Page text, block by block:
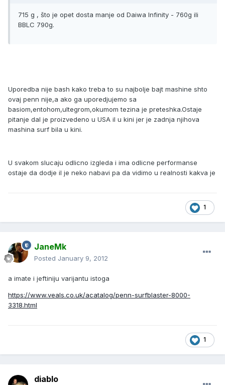
715 g , što je opet dosta manje od Daiwa Infinity - 760g ili
BBLC 790g.
Uporedba nije bash kako treba to su najbolje bajt mashine shto
ovaj penn nije,a ako ga uporedjujemo sa
basiom,entohom,ultegrom,okumom tezina je preteshka.Ostaje
pitanje dal je proizvedeno u USA il u kini jer je zadnja njihova
mashina surf bila u kini.
U svakom slucaju odlicno izgleda i ima odlicne performanse
ostaje da dodje il je neko nabavi pa da vidimo u realnosti kakva je
1
JaneMk
Posted January 9, 2012
a imate i jeftiniju varijantu istoga
https://www.veals.co.uk/acatalog/penn-surfblaster-8000-
3318.html
1
diablo